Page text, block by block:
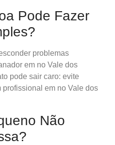
Pode Fazer
problemas
em no Vale dos
pode sair caro: evite
profissional em no Vale dos
Não